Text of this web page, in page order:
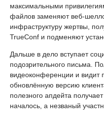
максимальными
файлов заменяют веб-
инфраструктуру жертвы,
TrueConf и подменяют
Дальше в дело вступает
подозрительного письма.
видеоконференции и видит
обновлённую версию
полезного апдейта
началось, а незваный